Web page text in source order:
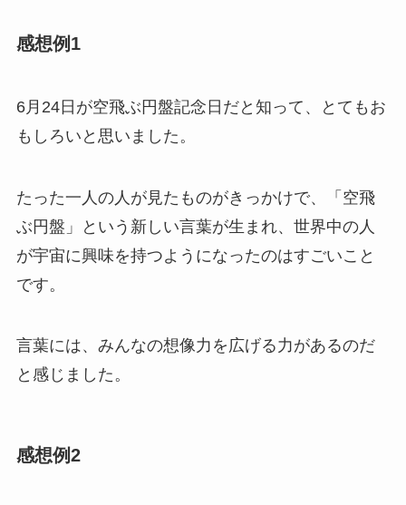
感想例1
6月24日が空飛ぶ円盤記念日だと知って、とてもお
もしろいと思いました。
たった一人の人が見たものがきっかけで、「空飛
ぶ円盤」という新しい言葉が生まれ、世界中の人
が宇宙に興味を持つようになったのはすごいこと
です。
言葉には、みんなの想像力を広げる力があるのだ
と感じました。
感想例2